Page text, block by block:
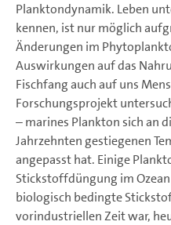
Planktondynamik. Leben
kennen, ist nur möglich
Änderungen im
Auswirkungen auf das
Fischfang auch auf uns
Forschungsprojekt
– marines Plankton sich an
Jahrzehnten gestiegenen
angepasst hat. Einige
Stickstoffdüngung im
biologisch bedingte
vorindustriellen Zeit war,